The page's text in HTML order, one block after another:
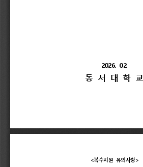
2026. 02.
동 서 대 학 교
<복수지원 유의사항>